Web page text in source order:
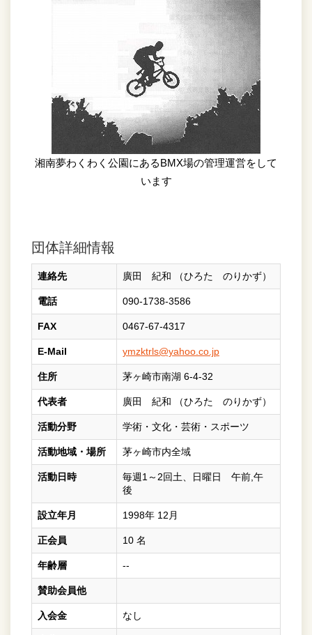
湘南夢わくわく公園にあるBMX場の管理運営をして
います
団体詳細情報
連絡先 廣田 紀和 （ひろた のりかず）
電話 090-1738-3586
FAX 0467-67-4317
E-Mail ymzktrls@yahoo.co.jp
住所 茅ヶ崎市南湖 6-4-32
代表者 廣田 紀和 （ひろた のりかず）
活動分野 学術・文化・芸術・スポーツ
活動地域・場所 茅ヶ崎市内全域
活動日時
毎週1～2回土、日曜日 午前,午
後
設立年月 1998年 12月
正会員 10 名
年齢層 --
賛助会員他
入会金 なし